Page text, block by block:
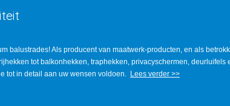
balustrades! Als producent van maatwerk-producten, en als
tot balkonhekken, traphekken, privacyschermen, deurluifels
tot in detail aan uw wensen voldoen. Lees verder >>